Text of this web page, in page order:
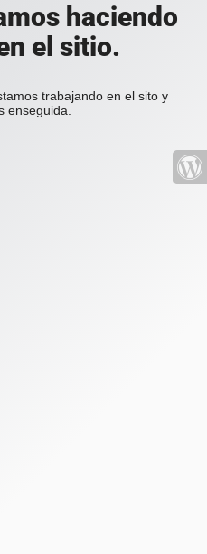
haciendo
el sitio.
trabajando en el sito y
enseguida.